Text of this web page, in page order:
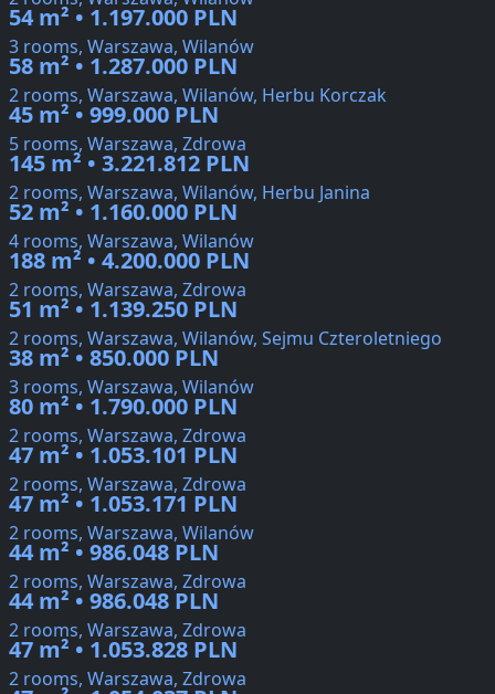
54 m² • 1.197.000 PLN
3 rooms, Warszawa, Wilanów
58 m² • 1.287.000 PLN
2 rooms, Warszawa, Wilanów, Herbu Korczak
45 m² • 999.000 PLN
5 rooms, Warszawa, Zdrowa
145 m² • 3.221.812 PLN
2 rooms, Warszawa, Wilanów, Herbu Janina
52 m² • 1.160.000 PLN
4 rooms, Warszawa, Wilanów
188 m² • 4.200.000 PLN
2 rooms, Warszawa, Zdrowa
51 m² • 1.139.250 PLN
2 rooms, Warszawa, Wilanów, Sejmu Czteroletniego
38 m² • 850.000 PLN
3 rooms, Warszawa, Wilanów
80 m² • 1.790.000 PLN
2 rooms, Warszawa, Zdrowa
47 m² • 1.053.101 PLN
2 rooms, Warszawa, Zdrowa
47 m² • 1.053.171 PLN
2 rooms, Warszawa, Wilanów
44 m² • 986.048 PLN
2 rooms, Warszawa, Zdrowa
44 m² • 986.048 PLN
2 rooms, Warszawa, Zdrowa
47 m² • 1.053.828 PLN
2 rooms, Warszawa, Zdrowa